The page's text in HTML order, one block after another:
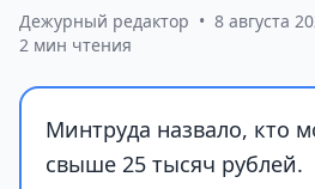
Дежурный редактор • 8 августа
2 мин чтения
Минтруда назвало, кто
свыше 25 тысяч рублей.